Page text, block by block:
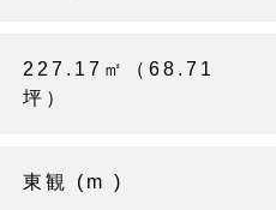
227.17㎡（68.71
坪）
東観 (m )